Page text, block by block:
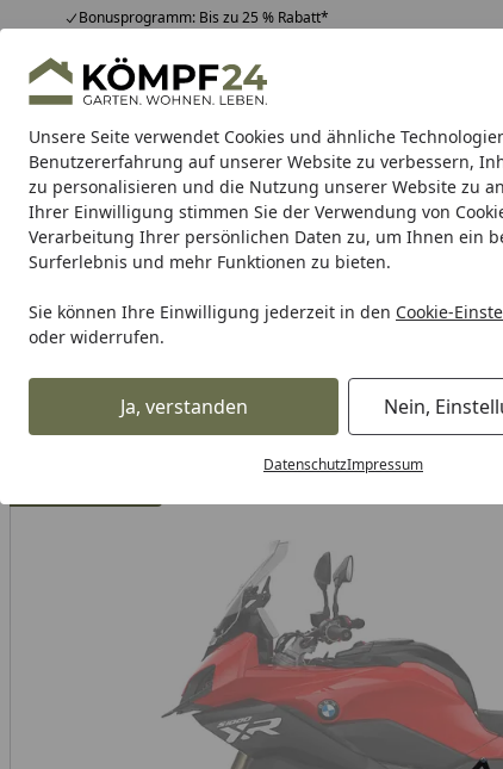
Unsere Seite verwendet Cookies und ähnliche
Benutzererfahrung auf unserer Website zu verbessern,
zu personalisieren und die Nutzung unserer Website zu
Ihrer Einwilligung stimmen Sie der Verwendung von
Verarbeitung Ihrer persönlichen Daten zu, um Ihnen ein
Surferlebnis und mehr Funktionen zu bieten.
Sie können Ihre Einwilligung jederzeit in den Cookie-
oder widerrufen.
Ja, verstanden Nein,
DatenschutzImpressum
Bonusprogramm: Bis zu 25 % Rabatt*
Hotline07051 / 9 22 22
Mo-Fr. 8-16 Uhr 25.961 Bewertungen
Alle Produkte
Alle ProdukteHighlights Tipps & Tricks
BTR Reifenmontage Zentralständer
Karibu Pools inkl.
Dein Traumpool im Sorglos-
BTR Born to Ride BTR Zentralständer BTR